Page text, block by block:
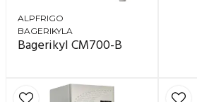
ALPFRIGO
BAGERIKYLA
Bagerikyl CM700-B